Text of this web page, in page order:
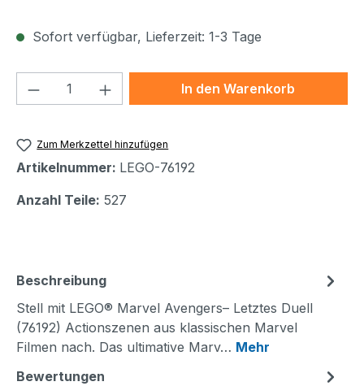
Sofort verfügbar, Lieferzeit: 1-3 Tage
Produkt Anzahl: Gib denIn den Warenkorb
Zum Merkzettel hinzufügen
Artikelnummer: LEGO-76192
Anzahl Teile: 527
Beschreibung
Stell mit LEGO® Marvel Avengers– Letztes Duell
(76192) Actionszenen aus klassischen Marvel
Filmen nach. Das ultimative Marv… Mehr
Bewertungen